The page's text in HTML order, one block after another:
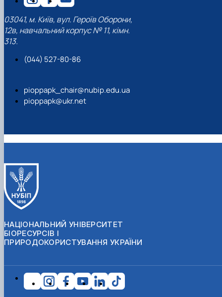
03041, м. Київ, вул. Героїв Оборони,
12в, навчальний корпус № 11, кімн.
313.
(044) 527-80-86
pioppapk_chair@nubip.edu.ua
pioppapk@ukr.net
НАЦІОНАЛЬНИЙ УНІВЕРСИТЕТ
БІОРЕСУРСІВ І
ПРИРОДОКОРИСТУВАННЯ УКРАЇНИ